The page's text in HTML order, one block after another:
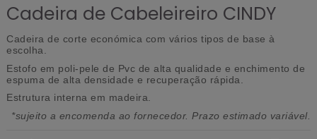
Cadeira de Cabeleireiro CINDY
Cadeira de corte económica com vários tipos de base à
escolha.
Estofo em poli-pele de Pvc de alta qualidade e enchimento de
espuma de alta densidade e recuperação rápida.
Estrutura interna em madeira.
*sujeito a encomenda ao fornecedor. Prazo estimado variável.